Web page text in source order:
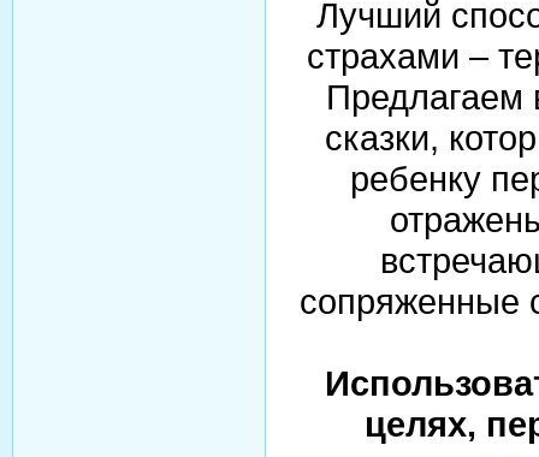
Лучший
страхами –
Предлагаем
сказки,
ребенку
сопряженные
целях,